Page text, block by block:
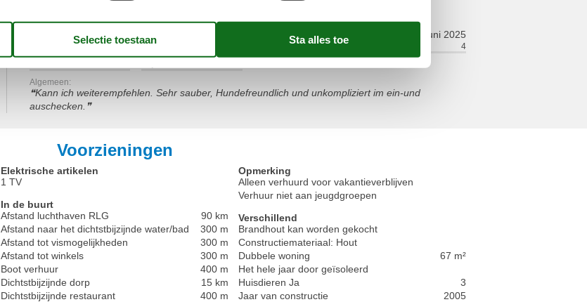
5,0 juni 2025
5 Schoonmaak:
4
Algemeen:
Kann ich weiterempfehlen. Sehr sauber, Hundefreundlich und unkompliziert im ein-und
auschecken.
Voorzieningen
Elektrische artikelen
1 TV
In de buurt
Afstand luchthaven RLG
90 km
Afstand naar het dichtstbijzijnde water/bad
300 m
Afstand tot vismogelijkheden
300 m
Afstand tot winkels
300 m
Boot verhuur
400 m
Dichtstbijzijnde dorp
15 km
Dichtstbijzijnde restaurant
400 m
Opmerking
Alleen verhuurd voor vakantieverblijven
Verhuur niet aan jeugdgroepen
Verschillend
Brandhout kan worden gekocht
Constructiemateriaal: Hout
Dubbele woning
67 m²
Het hele jaar door geïsoleerd
Huisdieren Ja
3
Jaar van constructie
2005